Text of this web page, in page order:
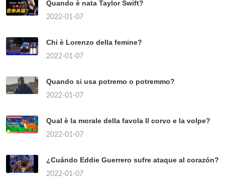
Quando è nata Taylor Swift?
2022-01-07
Chi è Lorenzo della femine?
2022-01-07
Quando si usa potremo o potremmo?
2022-01-07
Qual è la morale della favola Il corvo e la volpe?
2022-01-07
¿Cuándo Eddie Guerrero sufre ataque al corazón?
2022-01-07